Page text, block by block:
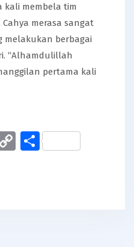
kali membela tim
merasa sangat
melakukan berbagai
“Alhamdulillah
pertama kali
CopyShare